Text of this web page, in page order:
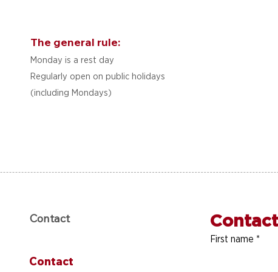
The general rule:
Monday is a rest day
Regularly open on public holidays
(including Mondays)
Contact
Contact
First name *